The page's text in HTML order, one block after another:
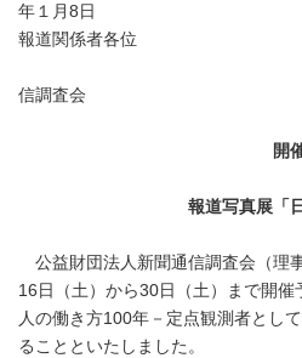
年１月8日
報道関係者各位
公益財団法
信調査会
開催延期のお
報道写真展「日本人の
公益財団法人新聞通信調査会（理
16日（土）から30日（土）まで開
人の働き方100年－定点観測者とし
ることといたしました。